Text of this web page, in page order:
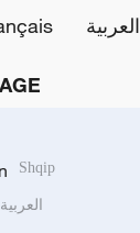
العربية
Shqip
العربية